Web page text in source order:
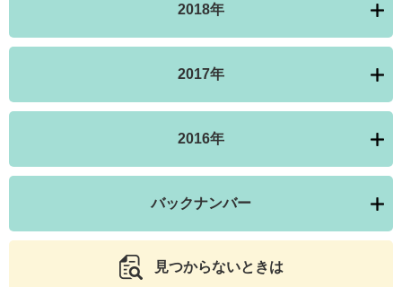
2018年
2017年
2016年
バックナンバー
見つからないときは